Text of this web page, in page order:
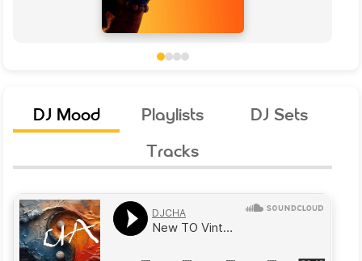
DJ Mood Playlists
DJ Sets
Tracks